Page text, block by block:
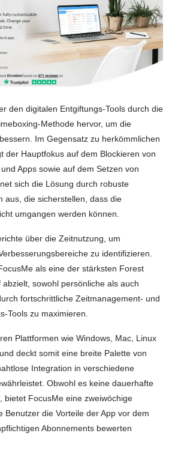
den digitalen Entgiftungs-Tools durch die
Methode hervor, um die
Im Gegensatz zu herkömmlichen
der Hauptfokus auf dem Blockieren von
Apps sowie auf dem Setzen von
sich die Lösung durch robuste
aus, die sicherstellen, dass die
umgangen werden können.
über die Zeitnutzung, um
zu identifizieren.
als eine der stärksten Forest
sowohl persönliche als auch
fortschrittliche Zeitmanagement- und
Tools zu maximieren.
Plattformen wie Windows, Mac, Linux
deckt somit eine breite Palette von
Integration in verschiedene
Obwohl es keine dauerhafte
bietet FocusMe eine zweiwöchige
Benutzer die Vorteile der App vor dem
Abonnements bewerten